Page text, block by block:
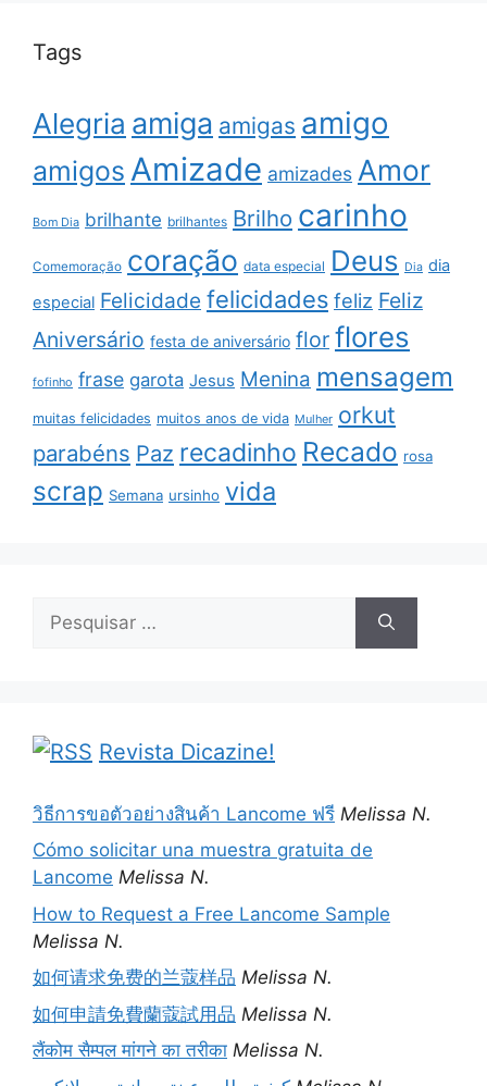
Tags
Alegria amiga amigas amigo
amigos Amizade amizades Amor
Bom Dia brilhante brilhantes Brilho carinho
Comemoração coração data especial Deus Dia dia
especial Felicidade felicidades feliz Feliz
Aniversário festa de aniversário flor flores
fofinho frase garota Jesus Menina mensagem
muitas felicidades muitos anos de vida Mulher orkut
parabéns Paz recadinho Recado rosa
scrap Semana ursinho vida
por:
Revista Dicazine!
วิธีการขอตัวอย่างสินค้า Lancome ฟรี Melissa N.
Cómo solicitar una muestra gratuita de
Lancome Melissa N.
How to Request a Free Lancome Sample
Melissa N.
如何请求免费的兰蔻样品 Melissa N.
如何申請免費蘭蔻試用品 Melissa N.
लैंकोम सैम्पल मांगने का तरीका Melissa N.